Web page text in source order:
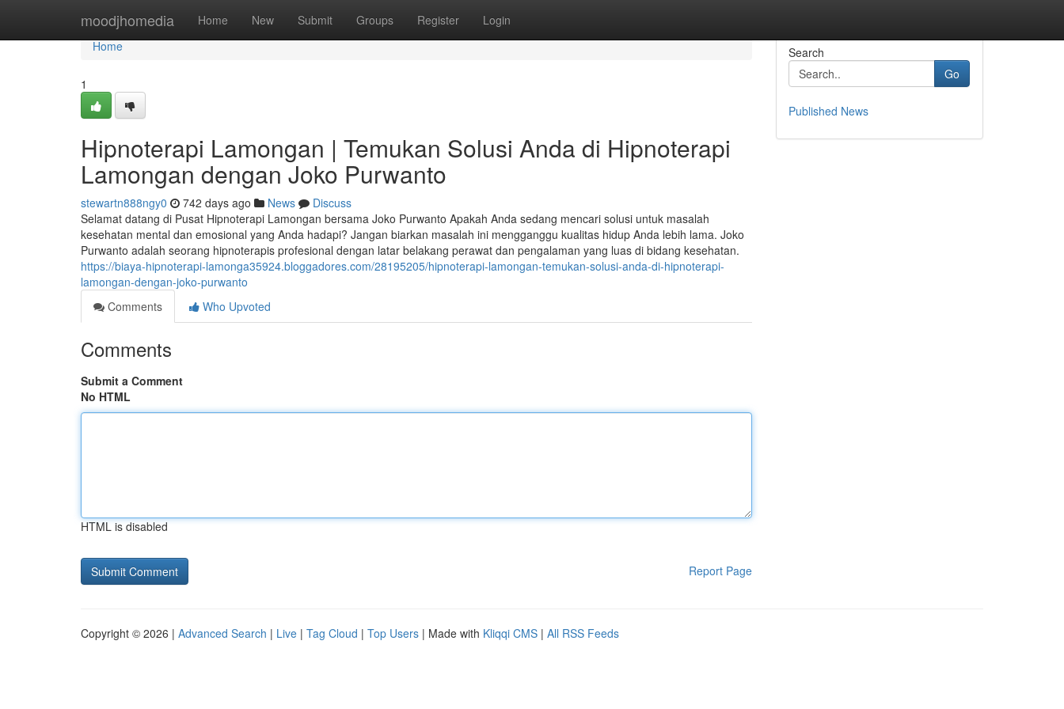
moodjhomedia Home New Submit Groups Register Login
Home
Home
1
Hipnoterapi Lamongan | Temukan Solusi Anda di Hipnoterapi
Lamongan dengan Joko Purwanto
stewartn888ngy0 742 days ago News
Discuss
Selamat datang di Pusat Hipnoterapi Lamongan bersama Joko Purwanto Apakah Anda sedang mencari solusi untuk masalah
kesehatan mental dan emosional yang Anda hadapi? Jangan biarkan masalah ini mengganggu kualitas hidup Anda lebih lama. Joko
Purwanto adalah seorang hipnoterapis profesional dengan latar belakang perawat dan pengalaman yang luas di bidang kesehatan.
https://biaya-hipnoterapi-lamonga35924.bloggadores.com/28195205/hipnoterapi-lamongan-temukan-solusi-anda-di-hipnoterapi-
lamongan-dengan-joko-purwanto
Comments
Who Upvoted
Comments
Submit a Comment
No HTML
HTML is disabled
Report Page
Search
Go
Published News
Copyright © 2026 | Advanced Search | Live | Tag Cloud | Top Users | Made with Kliqqi CMS | All RSS Feeds